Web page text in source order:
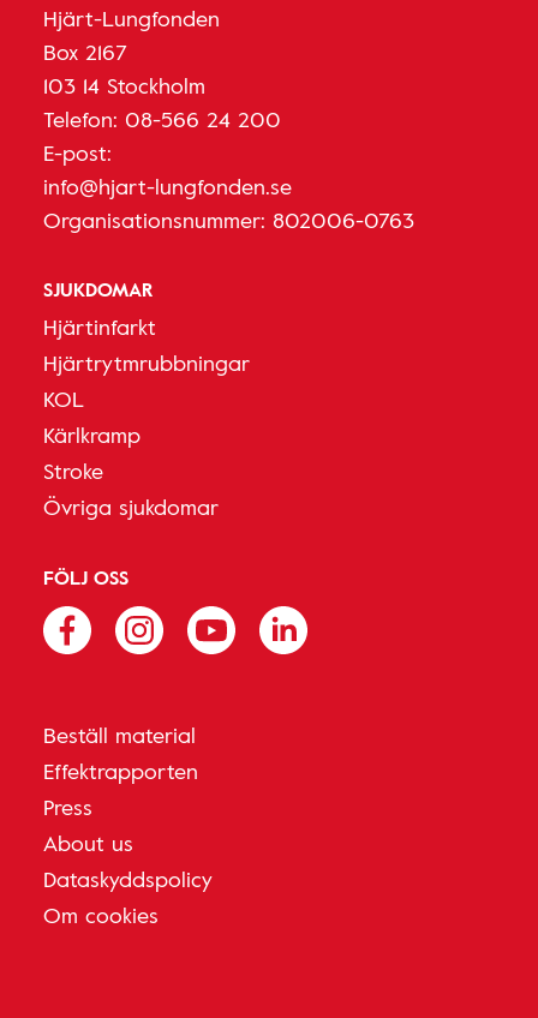
Hjärt-Lungfonden
Box 2167
103 14 Stockholm
Telefon: 08-566 24 200
E-post:
info@hjart-lungfonden.se
Organisationsnummer: 802006-0763
SJUKDOMAR
Hjärtinfarkt
Hjärtrytmrubbningar
KOL
Kärlkramp
Stroke
Övriga sjukdomar
FÖLJ OSS
Beställ material
Effektrapporten
Press
About us
Dataskyddspolicy
Om cookies